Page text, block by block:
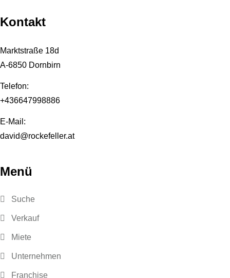
Kontakt
Marktstraße 18d
A-6850 Dornbirn
Telefon:
+436647998886
E-Mail:
david@rockefeller.at
Menü
Suche
Verkauf
Miete
Unternehmen
Franchise